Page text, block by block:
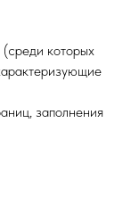
(среди которых
заполнения